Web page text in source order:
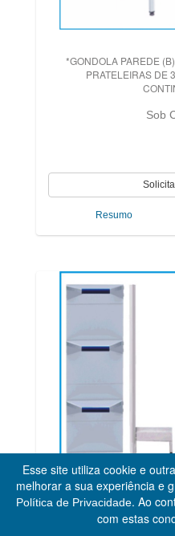
Esse site utiliza cookie e
melhorar a sua experiência e
Política de Privacidade. Ao
com estas
*GONDOLA PAREDE
PRATELEIRAS DE
Sob
Resumo